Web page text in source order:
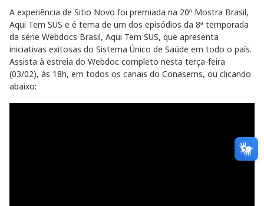
A experiência de Sitio Novo foi premiada na 20ª Mostra Brasil,
Aqui Tem SUS e é tema de um dos episódios da 8ª temporada
da série Webdocs Brasil, Aqui Tem SUS, que apresenta
iniciativas exitosas do Sistema Único de Saúde em todo o país.
Assista à estreia do Webdoc completo nesta terça-feira
(03/02), às 18h, em todos os canais do Conasems, ou clicando
abaixo: